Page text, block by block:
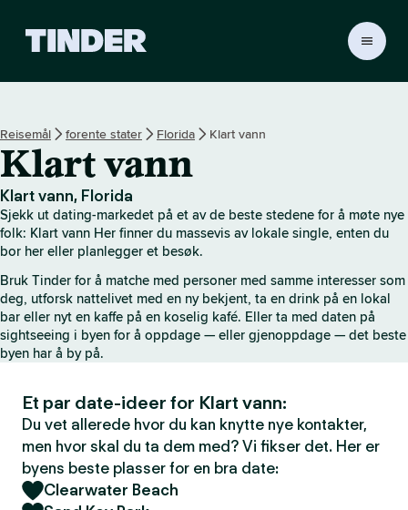
r
s
h
e
m
m
s
i
d
e
Reisemål forente stater Florida Klart vann
Klart vann
Klart vann, Florida
Sjekk ut dating-markedet på et av de beste stedene for å møte nye
folk: Klart vann Her finner du massevis av lokale single, enten du
bor her eller planlegger et besøk.
Bruk Tinder for å matche med personer med samme interesser som
deg, utforsk nattelivet med en ny bekjent, ta en drink på en lokal
bar eller nyt en kaffe på en koselig kafé. Eller ta med daten på
sightseeing i byen for å oppdage — eller gjenoppdage — det beste
byen har å by på.
Et par date-ideer for Klart vann:
Du vet allerede hvor du kan knytte nye kontakter,
men hvor skal du ta dem med? Vi fikser det. Her er
byens beste plasser for en bra date:
Clearwater Beach